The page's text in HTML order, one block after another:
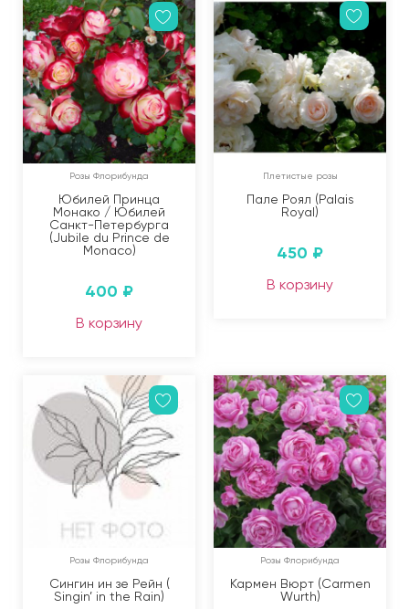
Розы Флорибунда
Юбилей Принца
Монако / Юбилей
Санкт-Петербурга
(Jubile du Prince de
Monaco)
400 ₽
В корзину
Плетистые розы
Пале Роял (Palais
Royal)
450 ₽
В корзину
Розы Флорибунда
Сингин ин зе Рейн (
Singin’ in the Rain)
Розы Флорибунда
Кармен Вюрт (Carmen
Wurth)